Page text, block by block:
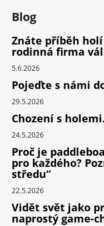
Blog
Znáte příběh
rodinná firma
5.6.2026
Pojeďte s námi
29.5.2026
Chození s
24.5.2026
Proč je
pro každého?
středu“
22.5.2026
Vidět svět jako
naprostý game-